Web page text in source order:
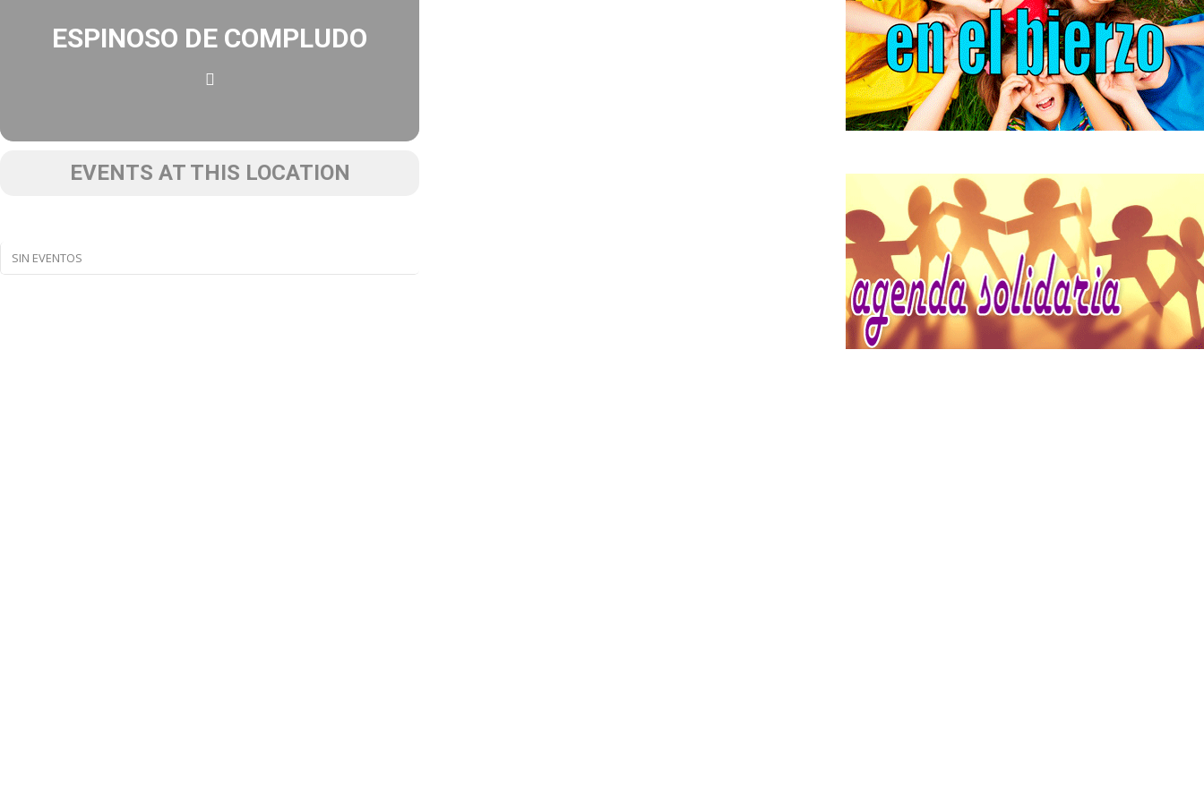
ESPINOSO DE COMPLUDO
EVENTS AT THIS LOCATION
SIN EVENTOS